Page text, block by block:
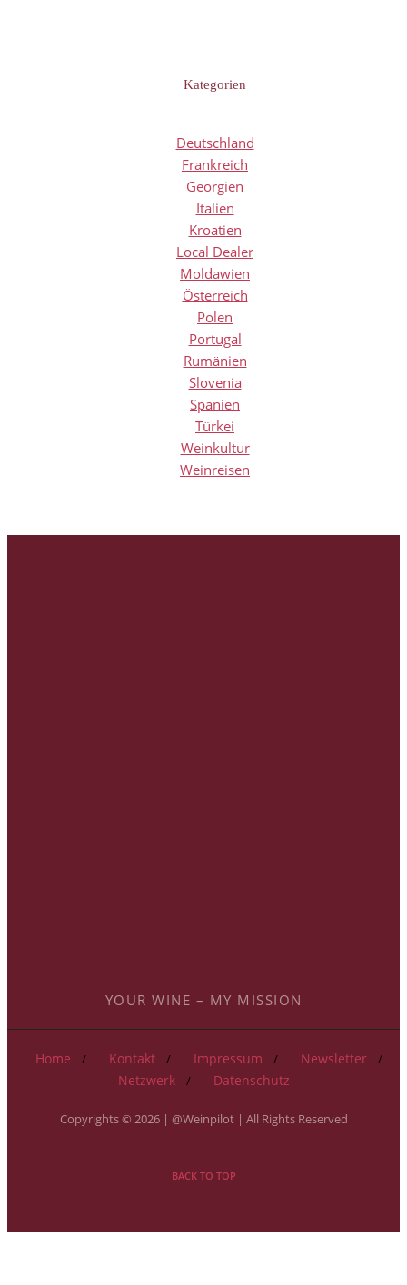
Kategorien
Deutschland
Frankreich
Georgien
Italien
Kroatien
Local Dealer
Moldawien
Österreich
Polen
Portugal
Rumänien
Slovenia
Spanien
Türkei
Weinkultur
Weinreisen
YOUR WINE – MY MISSION
Home Kontakt Impressum
Newsletter
Netzwerk
Datenschutz
Copyrights © 2026 | @Weinpilot | All Rights Reserved
BACK TO TOP